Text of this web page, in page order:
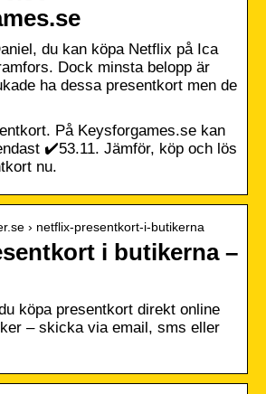
du kan köpa Netflix på Ica
Dock minsta belopp är
ha dessa presentkort men de
På Keysforgames.se kan
✔️53.11. Jämför, köp och lös
nu.
› netflix-presentkort-i-butikerna
i butikerna –
köpa presentkort direkt online
– skicka via email, sms eller